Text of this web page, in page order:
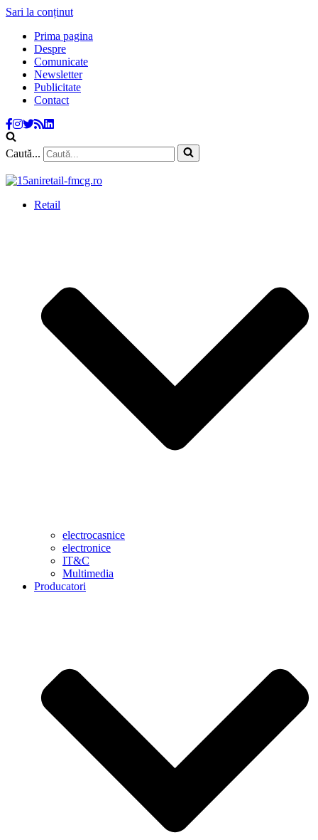
Sari la conținut
Prima pagina
Despre
Comunicate
Newsletter
Publicitate
Contact
Caută...
Retail
electrocasnice
electronice
IT&C
Multimedia
Producatori